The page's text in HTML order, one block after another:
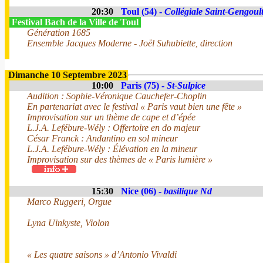
20:30 Toul (54) - Collégiale Saint-Gengoult
Festival Bach de la Ville de Toul
Génération 1685
Ensemble Jacques Moderne - Joël Suhubiette, direction
Dimanche 10 Septembre 2023
10:00
Paris (75) - St-Sulpice
Audition : Sophie-Véronique Cauchefer-Choplin
En partenariat avec le festival « Paris vaut bien une fête »
Improvisation sur un thème de cape et d’épée
L.J.A. Lefébure-Wély : Offertoire en do majeur
César Franck : Andantino en sol mineur
L.J.A. Lefébure-Wély : Élévation en la mineur
Improvisation sur des thèmes de « Paris lumière »
15:30 Nice (06) - basilique Nd
Marco Ruggeri, Orgue
Lyna Uinkyste, Violon
« Les quatre saisons » d’Antonio Vivaldi